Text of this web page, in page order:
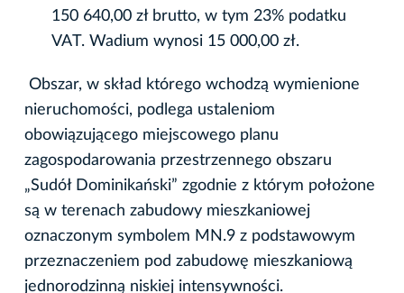
150 640,00 zł brutto, w tym 23% podatku
VAT. Wadium wynosi 15 000,00 zł.
Obszar, w skład którego wchodzą wymienione
nieruchomości, podlega ustaleniom
obowiązującego miejscowego planu
zagospodarowania przestrzennego obszaru
„Sudół Dominikański” zgodnie z którym położone
są w terenach zabudowy mieszkaniowej
oznaczonym symbolem MN.9 z podstawowym
przeznaczeniem pod zabudowę mieszkaniową
jednorodzinną niskiej intensywności.